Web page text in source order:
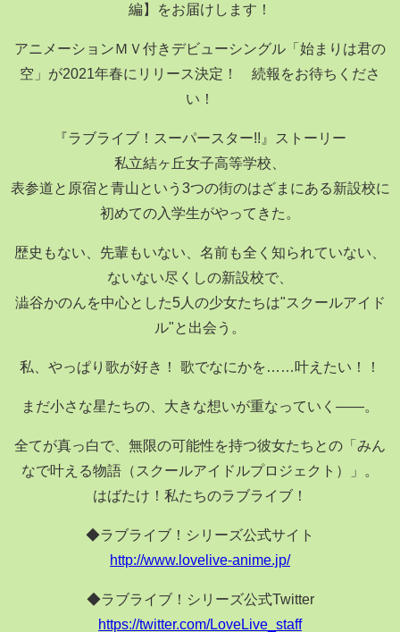
編】をお届けします！
アニメーションＭＶ付きデビューシングル「始まりは君の
空」が2021年春にリリース決定！ 続報をお待ちくださ
い！
『ラブライブ！スーパースター!!』ストーリー
私立結ヶ丘女子高等学校、
表参道と原宿と青山という3つの街のはざまにある新設校に
初めての入学生がやってきた。
歴史もない、先輩もいない、名前も全く知られていない、
ないない尽くしの新設校で、
澁谷かのんを中心とした5人の少女たちは"スクールアイド
ル"と出会う。
私、やっぱり歌が好き！ 歌でなにかを……叶えたい！！
まだ小さな星たちの、大きな想いが重なっていく――。
全てが真っ白で、無限の可能性を持つ彼女たちとの「みん
なで叶える物語（スクールアイドルプロジェクト）」。
はばたけ！私たちのラブライブ！
◆ラブライブ！シリーズ公式サイト
http://www.lovelive-anime.jp/
◆ラブライブ！シリーズ公式Twitter
https://twitter.com/LoveLive_staff